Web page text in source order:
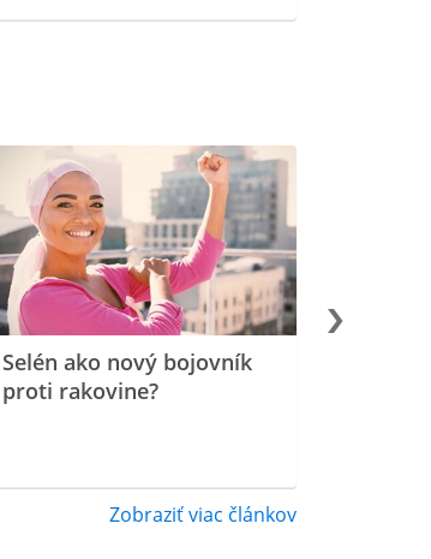
Selén ako nový bojovník
proti rakovine?
Zobraziť viac článkov